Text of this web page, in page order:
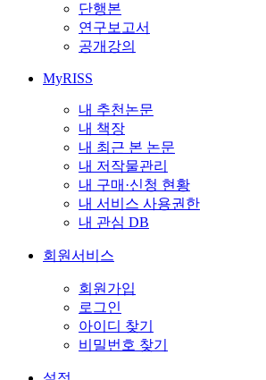
단행본
연구보고서
공개강의
MyRISS
내 추천논문
내 책장
내 최근 본 논문
내 저작물관리
내 구매·신청 현황
내 서비스 사용권한
내 관심 DB
회원서비스
회원가입
로그인
아이디 찾기
비밀번호 찾기